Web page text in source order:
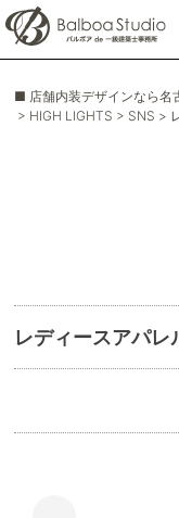
■ 店舗内装デザインなら名
> HIGH LIGHTS > SNS >
レディースアパ